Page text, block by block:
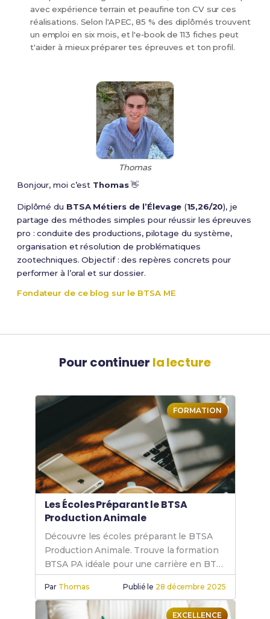
avec expérience terrain et peaufine ton CV sur ces
réalisations. Selon l'APEC, 85 % des diplômés trouvent
un emploi en six mois, et l'e‑book de 113 fiches peut
t'aider à mieux préparer tes épreuves et ton profil.
Thomas
Bonjour, moi c’est Thomas👋
Diplômé du BTSA Métiers de l’Élevage (15,26/20), je
partage des méthodes simples pour réussir les épreuves
pro : conduite des productions, pilotage du système,
organisation et résolution de problématiques
zootechniques. Objectif : des repères concrets pour
performer à l’oral et sur dossier.
Fondateur de ce blog sur le BTSA ME
Pour continuer la lecture
FORMATION
Les Écoles Préparant le BTSA
Production Animale
Découvre les écoles préparant le BTSA
Production Animale. Trouve la formation
BTSA PA idéale pour une carrière en BTS
PA, BTS animalier et BTS agricole
production animale.
Par Thomas Publié le 28 décembre 2025
EXCELLENCE